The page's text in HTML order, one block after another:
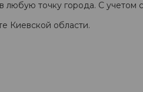
любую точку города. С
Киевской области.